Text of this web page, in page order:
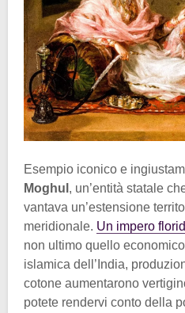
Esempio iconico e
Moghul , un’entità statale
vantava un’estensione
meridionale. Un impero
non ultimo quello
islamica dell’India,
cotone aumentarono
potete rendervi conto della